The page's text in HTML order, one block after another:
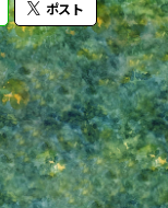
ポスト